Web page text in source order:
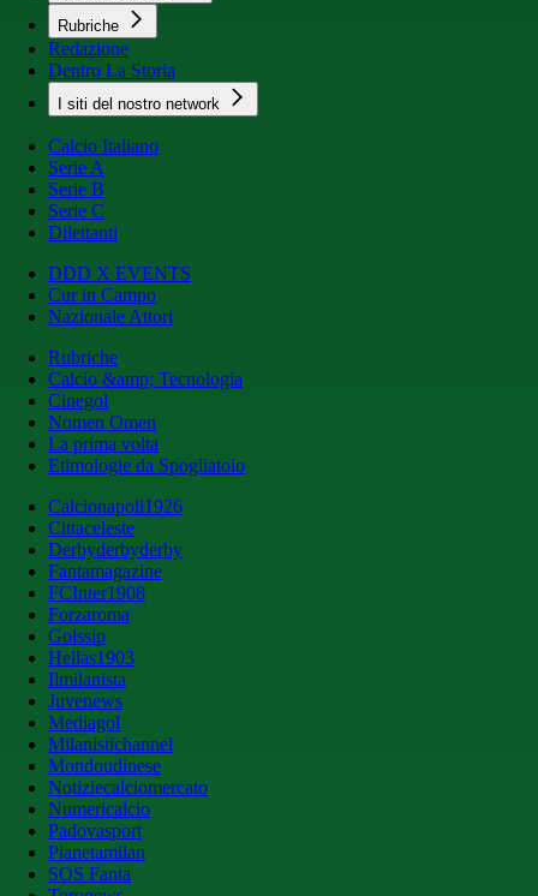
Rubriche
Redazione
Dentro La Storia
I siti del nostro network
Calcio Italiano
Serie A
Serie B
Serie C
Dilettanti
DDD X EVENTS
Cur in Campo
Nazionale Attori
Rubriche
Calcio &amp; Tecnologia
Cinegol
Nomen Omen
La prima volta
Etimologie da Spogliatoio
Calcionapoli1926
Cittaceleste
Derbyderbyderby
Fantamagazine
FCInter1908
Forzaroma
Golssip
Hellas1903
Ilmilanista
Juvenews
Mediagol
Milanistichannel
Mondoudinese
Notiziecalciomercato
Numericalcio
Padovasport
Pianetamilan
SOS Fanta